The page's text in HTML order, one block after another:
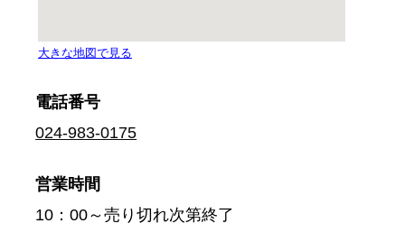
電話番号
024-983-0175
営業時間
10：00～売り切れ次第終了